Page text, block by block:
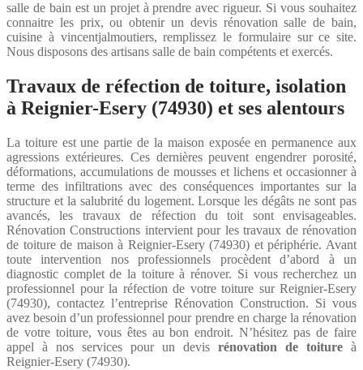
salle de bain est un projet à prendre avec rigueur. Si vous souhaitez
connaitre les prix, ou obtenir un devis rénovation salle de bain,
cuisine à vincentjalmoutiers, remplissez le formulaire sur ce site.
Nous disposons des artisans salle de bain compétents et exercés.
Travaux de réfection de toiture, isolation
à Reignier-Esery (74930) et ses alentours
La toiture est une partie de la maison exposée en permanence aux
agressions extérieures. Ces dernières peuvent engendrer porosité,
déformations, accumulations de mousses et lichens et occasionner à
terme des infiltrations avec des conséquences importantes sur la
structure et la salubrité du logement. Lorsque les dégâts ne sont pas
avancés, les travaux de réfection du toit sont envisageables.
Rénovation Constructions intervient pour les travaux de rénovation
de toiture de maison à Reignier-Esery (74930) et périphérie. Avant
toute intervention nos professionnels procèdent d’abord à un
diagnostic complet de la toiture à rénover. Si vous recherchez un
professionnel pour la réfection de votre toiture sur Reignier-Esery
(74930), contactez l’entreprise Rénovation Construction. Si vous
avez besoin d’un professionnel pour prendre en charge la rénovation
de votre toiture, vous êtes au bon endroit. N’hésitez pas de faire
appel à nos services pour un devis rénovation de toiture à
Reignier-Esery (74930).